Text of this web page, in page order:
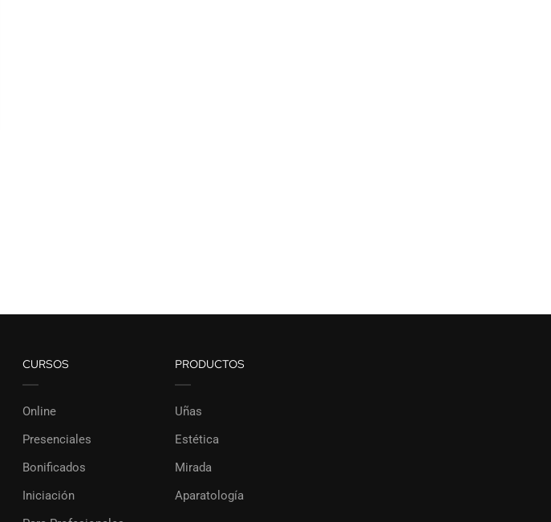
CURSOS
Online
Presenciales
Bonificados
Iniciación
PRODUCTOS
Uñas
Estética
Mirada
Aparatología